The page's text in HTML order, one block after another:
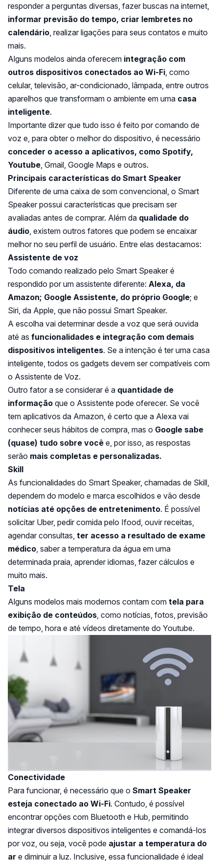
responder a perguntas diversas, fazer buscas na internet,
informar previsão do tempo, criar lembretes no
calendário , realizar ligações para seus contatos e muito
mais.
Alguns modelos ainda oferecem integração com
outros dispositivos conectados ao Wi-Fi , como
celular, televisão, ar-condicionado, lâmpada, entre outros
aparelhos que transformam o ambiente em uma casa
inteligente.
Importante dizer que tudo isso é feito por comando de
voz e, para obter o melhor do dispositivo, é necessário
conceder o acesso a aplicativos, como Spotify,
Youtube , Gmail, Google Maps e outros.
Principais características do Smart Speaker
Diferente de uma caixa de som convencional, o Smart
Speaker possui características que precisam ser
avaliadas antes de comprar. Além da qualidade do
áudio , existem outros fatores que podem se encaixar
melhor no seu perfil de usuário. Entre elas destacamos:
Assistente de voz
Todo comando realizado pelo Smart Speaker é
respondido por um assistente diferente: Alexa, da
Amazon; Google Assistente, do próprio Google; e
Siri, da Apple, que não possui Smart Speaker.
A escolha vai determinar desde a voz que será ouvida
até as funcionalidades e integração com demais
dispositivos inteligentes. Se a intenção é ter uma casa
inteligente, todos os gadgets devem ser compatíveis com
o Assistente de Voz.
Outro fator a se considerar é a quantidade de
informação que o Assistente pode oferecer. Se você
tem aplicativos da Amazon, é certo que a Alexa vai
conhecer seus hábitos de compra, mas o Google sabe
(quase) tudo sobre você e, por isso, as respostas
serão mais completas e personalizadas.
Skill
As funcionalidades do Smart Speaker, chamadas de Skill,
dependem do modelo e marca escolhidos e vão desde
notícias até opções de entretenimento. É possível
solicitar Uber, pedir comida pelo Ifood, ouvir receitas,
agendar consultas, ter acesso a resultado de exame
médico , saber a temperatura da água em uma
determinada praia, aprender idiomas, fazer cálculos e
muito mais.
Tela
Alguns modelos mais modernos contam com tela para
exibição de conteúdos , como notícias, fotos, previsão
de tempo, hora e até vídeos diretamente do Youtube.
Conectividade
Para funcionar, é necessário que o Smart Speaker
esteja conectado ao Wi-Fi. Contudo, é possível
encontrar opções com Bluetooth e Hub, permitindo
integrar diversos dispositivos inteligentes e comandá-los
por voz, ou seja, você pode ajustar a temperatura do
ar e diminuir a luz. Inclusive, essa funcionalidade é ideal